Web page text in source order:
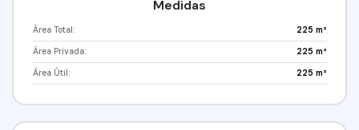
Medidas
Área Total: 225 m²
Área Privada: 225 m²
Área Útil: 225 m²